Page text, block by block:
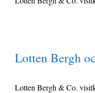
Lotten Bergh
Lotten Bergh & Co.